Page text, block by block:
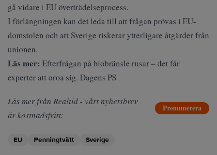
gå vidare i EU överträdelseprocess.
I förlängningen kan det leda till att frågan prövas i EU-
domstolen och att Sverige riskerar ytterligare åtgärder från
unionen.
Läs mer: Efterfrågan på biobränsle rusar – det får
experter att oroa sig. Dagens PS
Läs mer från Realtid - vårt nyhetsbrev
är kostnadsfritt:
Prenumerera
EU Penningtvätt Sverige